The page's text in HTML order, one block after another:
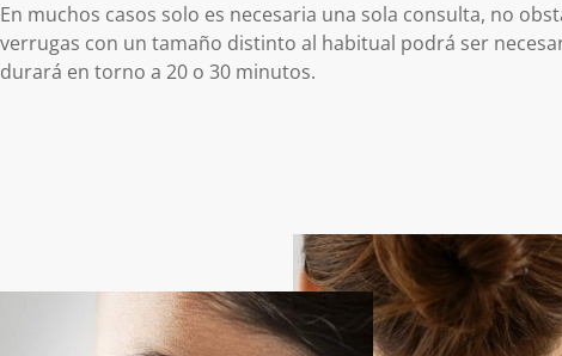
En muchos casos solo es necesaria una sola consulta, no
verrugas con un tamaño distinto al habitual podrá ser
durará en torno a 20 o 30 minutos.